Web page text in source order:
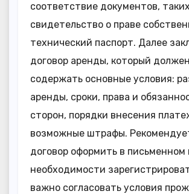
соответствие документов,
свидетельство о праве
технический паспорт. Далее
договор аренды, который должен
содержать основные условия:
аренды, сроки, права и
сторон, порядки внесения
возможные штрафы.
договор оформить в письменном
необходимости
важно согласовать условия